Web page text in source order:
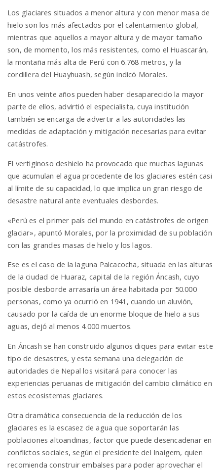
Los glaciares situados a menor altura y con menor masa de
hielo son los más afectados por el calentamiento global,
mientras que aquellos a mayor altura y de mayor tamaño
son, de momento, los más resistentes, como el Huascarán,
la montaña más alta de Perú con 6.768 metros, y la
cordillera del Huayhuash, según indicó Morales.
En unos veinte años pueden haber desaparecido la mayor
parte de ellos, advirtió el especialista, cuya institución
también se encarga de advertir a las autoridades las
medidas de adaptación y mitigación necesarias para evitar
catástrofes.
El vertiginoso deshielo ha provocado que muchas lagunas
que acumulan el agua procedente de los glaciares estén casi
al límite de su capacidad, lo que implica un gran riesgo de
desastre natural ante eventuales desbordes.
«Perú es el primer país del mundo en catástrofes de origen
glaciar», apuntó Morales, por la proximidad de su población
con las grandes masas de hielo y los lagos.
Ese es el caso de la laguna Palcacocha, situada en las alturas
de la ciudad de Huaraz, capital de la región Áncash, cuyo
posible desborde arrasaría un área habitada por 50.000
personas, como ya ocurrió en 1941, cuando un aluvión,
causado por la caída de un enorme bloque de hielo a sus
aguas, dejó al menos 4.000 muertos.
En Áncash se han construido algunos diques para evitar este
tipo de desastres, y esta semana una delegación de
autoridades de Nepal los visitará para conocer las
experiencias peruanas de mitigación del cambio climático en
estos ecosistemas glaciares.
Otra dramática consecuencia de la reducción de los
glaciares es la escasez de agua que soportarán las
poblaciones altoandinas, factor que puede desencadenar en
conflictos sociales, según el presidente del Inaigem, quien
recomienda construir embalses para poder aprovechar el